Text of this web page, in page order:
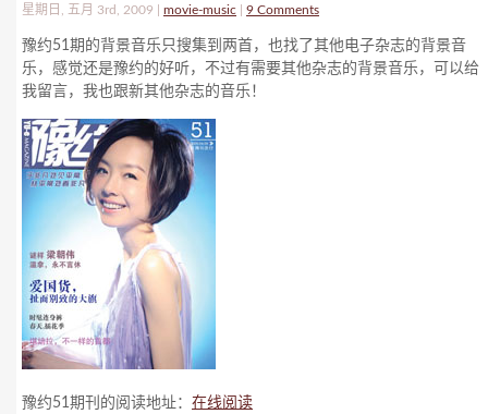
星期日, 五月 3rd, 2009 | movie-music 9 Comments
豫约51期的背景音乐只搜集到两首，也找了其他电子杂志的背景音
乐，感觉还是豫约的好听，不过有需要其他杂志的背景音乐，可以给
我留言，我也跟新其他杂志的音乐！
豫约51期刊的阅读地址： 在线阅读